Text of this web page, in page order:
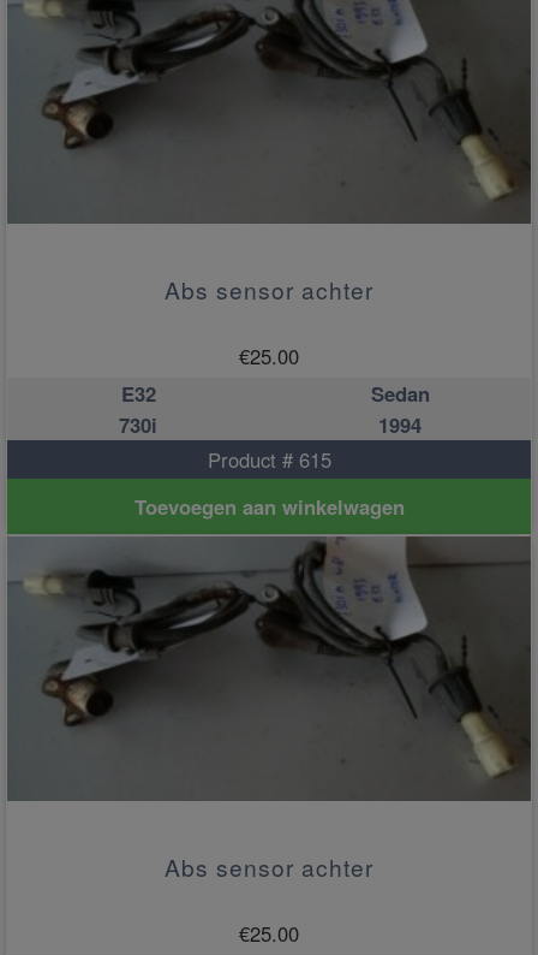
Abs sensor achter
€25.00
E32
Sedan
730i
1994
Product # 615
Toevoegen aan winkelwagen
Abs sensor achter
€25.00